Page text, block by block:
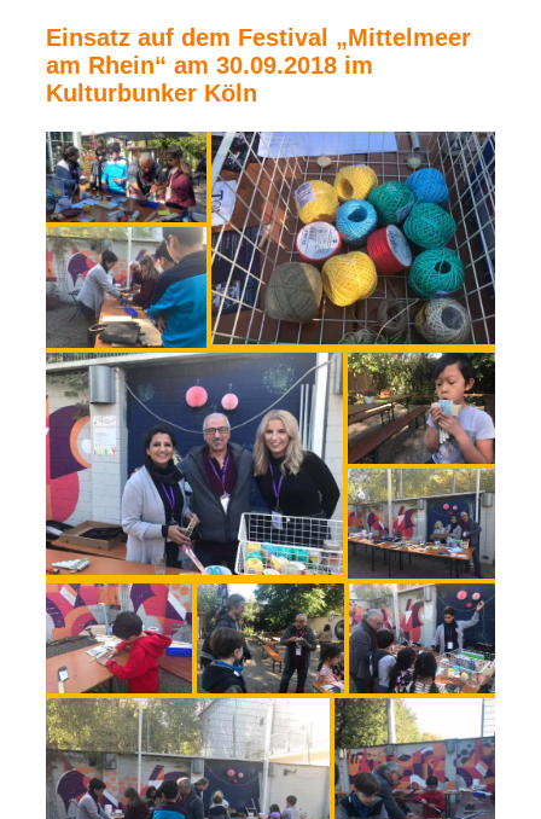
Einsatz auf dem Festival „Mittelmeer
am Rhein“ am 30.09.2018 im
Kulturbunker Köln